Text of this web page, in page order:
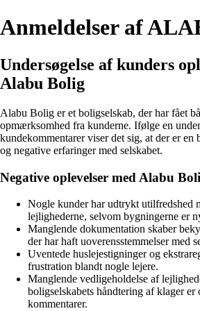
Anmeldelser af
Undersøgelse af kunders
Alabu Bolig
Alabu Bolig er et boligselskab, der har fået
opmærksomhed fra kunderne. Ifølge en
kundekommentarer viser det sig, at der er en
og negative erfaringer med selskabet.
Negative oplevelser med Alabu
Nogle kunder har udtrykt utilfredshed
lejlighederne, selvom bygningerne er
Manglende dokumentation skaber
der har haft uoverensstemmelser med
Uventede huslejestigninger og
frustration blandt nogle lejere.
Manglende vedligeholdelse af
boligselskabets håndtering af klager er
kommentarer.